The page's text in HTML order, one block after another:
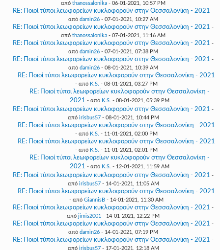
από thanossalonika - 06-01-2021, 10:57 PM
RE: Ποιοί τύποι λεωφορείων κυκλοφορούν στην Θεσσαλονίκη - 2021 -
από damin26 - 07-01-2021, 10:27 AM
RE: Ποιοί τύποι λεωφορείων κυκλοφορούν στην Θεσσαλονίκη - 2021 -
από thanossalonika - 07-01-2021, 11:16 AM
RE: Ποιοί τύποι λεωφορείων κυκλοφορούν στην Θεσσαλονίκη - 2021 -
από damin26 - 07-01-2021, 07:38 PM
RE: Ποιοί τύποι λεωφορείων κυκλοφορούν στην Θεσσαλονίκη - 2021 -
από damin26 - 08-01-2021, 10:39 AM
RE: Ποιοί τύποι λεωφορείων κυκλοφορούν στην Θεσσαλονίκη - 2021
- από K.S. - 08-01-2021, 03:27 PM
RE: Ποιοί τύποι λεωφορείων κυκλοφορούν στην Θεσσαλονίκη -
2021 - από K.S. - 08-01-2021, 05:39 PM
RE: Ποιοί τύποι λεωφορείων κυκλοφορούν στην Θεσσαλονίκη - 2021 -
από irisbus57- 08-01-2021, 10:44 PM
RE: Ποιοί τύποι λεωφορείων κυκλοφορούν στην Θεσσαλονίκη - 2021
- από K.S. - 11-01-2021, 02:00 PM
RE: Ποιοί τύποι λεωφορείων κυκλοφορούν στην Θεσσαλονίκη - 2021
- από K.S. - 11-01-2021, 02:01 PM
RE: Ποιοί τύποι λεωφορείων κυκλοφορούν στην Θεσσαλονίκη -
2021 - από K.S. - 12-01-2021, 11:59 AM
RE: Ποιοί τύποι λεωφορείων κυκλοφορούν στην Θεσσαλονίκη - 2021 -
από irisbus57- 14-01-2021, 11:05 AM
RE: Ποιοί τύποι λεωφορείων κυκλοφορούν στην Θεσσαλονίκη - 2021
- από GiannisB - 14-01-2021, 11:30 AM
RE: Ποιοί τύποι λεωφορείων κυκλοφορούν στην Θεσσαλονίκη - 2021 -
από jimis2001 - 14-01-2021, 12:22 PM
RE: Ποιοί τύποι λεωφορείων κυκλοφορούν στην Θεσσαλονίκη - 2021 -
από damin26 - 14-01-2021, 07:19 PM
RE: Ποιοί τύποι λεωφορείων κυκλοφορούν στην Θεσσαλονίκη - 2021 -
από irisbus57- 17-01-2021, 12:18 AM